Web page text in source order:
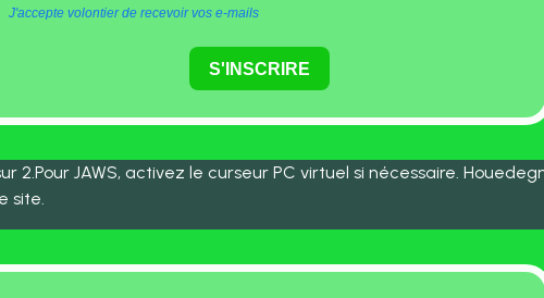
J'accepte volontier de recevoir vos e-mails
S'INSCRIRE
2.Pour JAWS, activez le curseur PC virtuel si nécessaire.
site.